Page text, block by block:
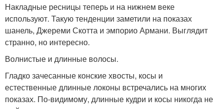
Накладные ресницы теперь и на нижнем веке
используют. Такую тенденции заметили на показах
шанель, Джереми Скотта и эмпорио Армани. Выглядит
странно, но интересно.
Волнистые и длинные волосы.
Гладко зачесанные конские хвосты, косы и
естественные длинные локоны встречались на многих
показах. По-видимому, длинные кудри и косы никогда не